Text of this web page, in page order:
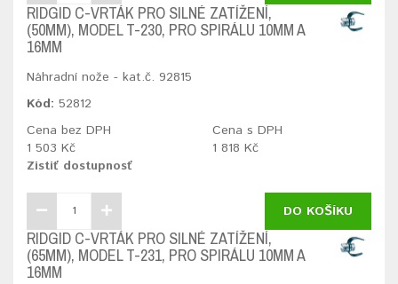
RIDGID C-VRTÁK PRO SILNÉ ZATÍŽENÍ,
(50MM), MODEL T-230, PRO SPIRÁLU 10MM A
16MM
Náhradní nože - kat.č. 92815
Kód: 52812
Cena bez DPH
1 503 Kč
Cena s DPH
1 818 Kč
Zistiť dostupnosť
DO KOŠÍKU
RIDGID C-VRTÁK PRO SILNÉ ZATÍŽENÍ,
(65MM), MODEL T-231, PRO SPIRÁLU 10MM A
16MM